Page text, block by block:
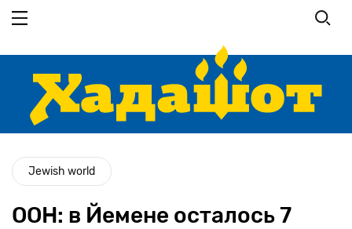
основному
Jewish world
ООН: в Йемене осталось 7